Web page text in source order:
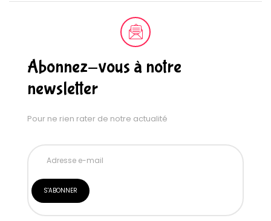
Abonnez-vous à notre
newsletter
Pour ne rien rater de notre actualité